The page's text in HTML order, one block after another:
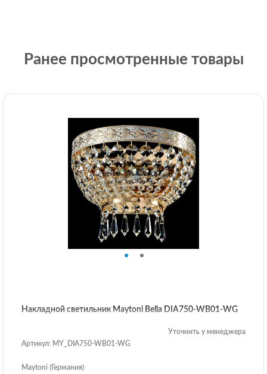
Ранее просмотренные товары
Накладной светильник Maytoni Bella DIA750-WB01-WG
Уточнить у менеджера
Артикул: MY_DIA750-WB01-WG
Maytoni (Германия)